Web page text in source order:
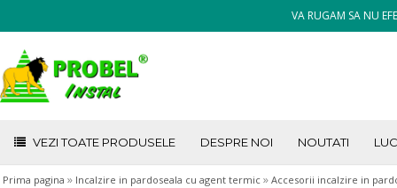
VA RUGAM SA NU
VEZI TOATE PRODUSELE DESPRE NOI NOUTATI
Prima pagina » Incalzire in pardoseala cu agent termic » Accesorii incalzire in